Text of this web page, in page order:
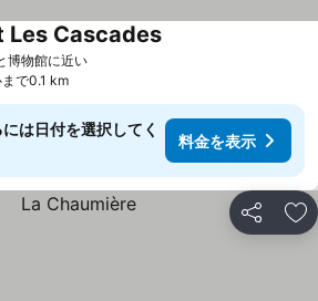
博物館に近い料金を表示
Les Cascades料金を表示
で0.1 km
は日付を選択してく
料金を表示
シェア お